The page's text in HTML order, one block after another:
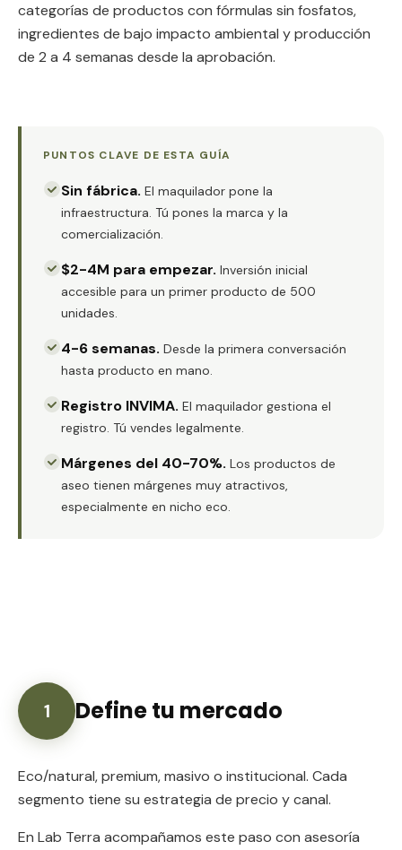
categorías de productos con fórmulas sin fosfatos,
ingredientes de bajo impacto ambiental y producción
de 2 a 4 semanas desde la aprobación.
PUNTOS CLAVE DE ESTA GUÍA
Sin fábrica. El maquilador pone la
infraestructura. Tú pones la marca y la
comercialización.
$2-4M para empezar. Inversión inicial
accesible para un primer producto de 500
unidades.
4-6 semanas. Desde la primera conversación
hasta producto en mano.
Registro INVIMA. El maquilador gestiona el
registro. Tú vendes legalmente.
Márgenes del 40-70%. Los productos de
aseo tienen márgenes muy atractivos,
especialmente en nicho eco.
1 Define tu mercado
Eco/natural, premium, masivo o institucional. Cada
segmento tiene su estrategia de precio y canal.
En Lab Terra acompañamos este paso con asesoría